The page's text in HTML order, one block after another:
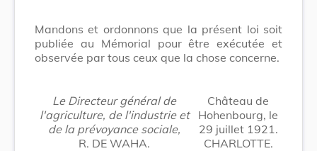
Mandons et ordonnons que la présent loi soit
publiée au Mémorial pour être exécutée et
observée par tous ceux que la chose concerne.
Le Directeur général de
l'agriculture, de l'industrie et
de la prévoyance sociale,
R. DE WAHA.
Château de
Hohenbourg, le
29 juillet 1921.
CHARLOTTE.